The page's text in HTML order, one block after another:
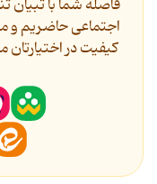
فاصله شما با
اجتماعی حاضریم و
کیفیت در